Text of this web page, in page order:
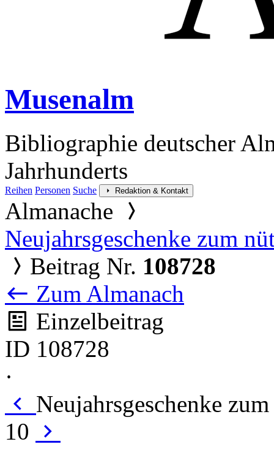
Musenalm
Bibliographie deutscher
Jahrhunderts
Reihen Personen Suche Redaktion & Kontakt
Almanache
Neujahrsgeschenke zum
Beitrag Nr. 108728
Zum Almanach
Einzelbeitrag
ID 108728
·
Neujahrsgeschenke
10